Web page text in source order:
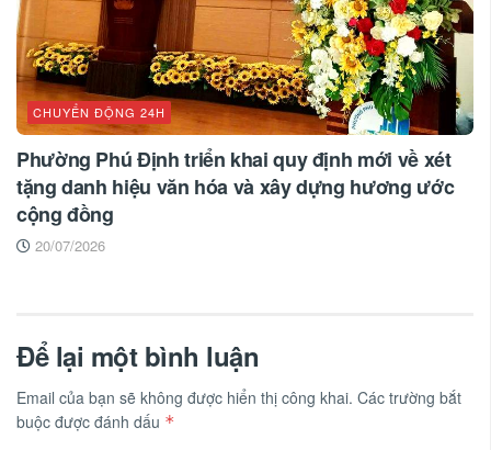
CHUYỂN ĐỘNG 24H
Phường Phú Định triển khai quy định mới về xét
tặng danh hiệu văn hóa và xây dựng hương ước
cộng đồng
20/07/2026
Để lại một bình luận
Email của bạn sẽ không được hiển thị công khai. Các trường bắt
buộc được đánh dấu *